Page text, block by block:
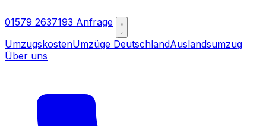
01579 2637193 Anfrage
UmzugskostenUmzüge DeutschlandAuslandsumzug
Über uns